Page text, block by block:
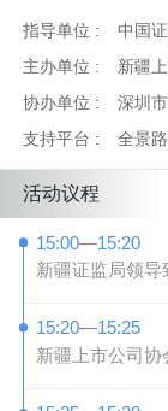
指导单位 :
中国
主办单位 :
新疆
协办单位 :
深圳
支持平台 :
全景
活动议程
15:00—15:20
新疆证监局领导
15:20—15:25
新疆上市公司协